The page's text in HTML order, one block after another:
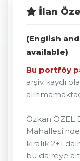
Beşiktaş,
48.000
Video İzle
İlan
(English
available)
Bu portföy
arşiv kaydı
Özkan ÖZEL
kiralık 2+1
bu daireye ait